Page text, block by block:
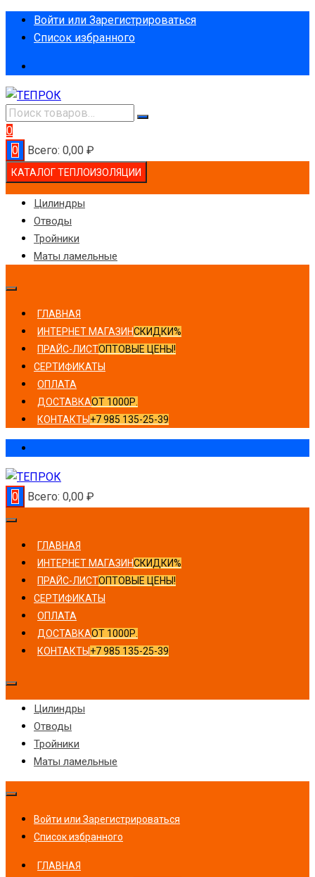
ПерейтиВойти или Зарегистрироваться
Список избранного
0
0
Всего: 0,00 ₽
КАТАЛОГ ТЕПЛОИЗОЛЯЦИИ
Цилиндры
Отводы
Тройники
Маты ламельные
ГЛАВНАЯ
ИНТЕРНЕТ МАГАЗИНСКИДКИ%
ПРАЙС-ЛИСТОПТОВЫЕ ЦЕНЫ!
СЕРТИФИКАТЫ
ОПЛАТА
ДОСТАВКАОТ 1000Р.
КОНТАКТЫ +7 985 135-25-39
0 Всего: 0,00 ₽
ГЛАВНАЯ
ИНТЕРНЕТ МАГАЗИНСКИДКИ%
ПРАЙС-ЛИСТОПТОВЫЕ ЦЕНЫ!
СЕРТИФИКАТЫ
ОПЛАТА
ДОСТАВКАОТ 1000Р.
КОНТАКТЫ +7 985 135-25-39
Цилиндры
Отводы
Тройники
Маты ламельные
Войти или Зарегистрироваться
Список избранного
ГЛАВНАЯ